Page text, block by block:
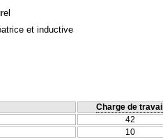
et inductive
Charge de travail
42
10